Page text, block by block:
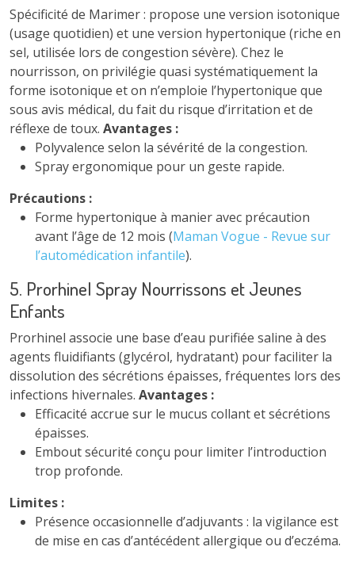
Spécificité de Marimer : propose une version isotonique
(usage quotidien) et une version hypertonique (riche en
sel, utilisée lors de congestion sévère). Chez le
nourrisson, on privilégie quasi systématiquement la
forme isotonique et on n’emploie l’hypertonique que
sous avis médical, du fait du risque d’irritation et de
réflexe de toux. Avantages :
Polyvalence selon la sévérité de la congestion.
Spray ergonomique pour un geste rapide.
Précautions :
Forme hypertonique à manier avec précaution
avant l’âge de 12 mois (Maman Vogue - Revue sur
l’automédication infantile).
5. Prorhinel Spray Nourrissons et Jeunes
Enfants
Prorhinel associe une base d’eau purifiée saline à des
agents fluidifiants (glycérol, hydratant) pour faciliter la
dissolution des sécrétions épaisses, fréquentes lors des
infections hivernales. Avantages :
Efficacité accrue sur le mucus collant et sécrétions
épaisses.
Embout sécurité conçu pour limiter l’introduction
trop profonde.
Limites :
Présence occasionnelle d’adjuvants : la vigilance est
de mise en cas d’antécédent allergique ou d’eczéma.